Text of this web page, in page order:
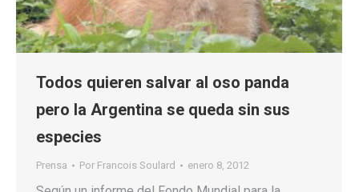
Todos quieren salvar al oso panda
pero la Argentina se queda sin sus
especies
Prensa Por Francois Soulard enero 8, 2012